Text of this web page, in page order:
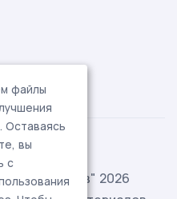
2026
файлы
Оставаясь
вы
с